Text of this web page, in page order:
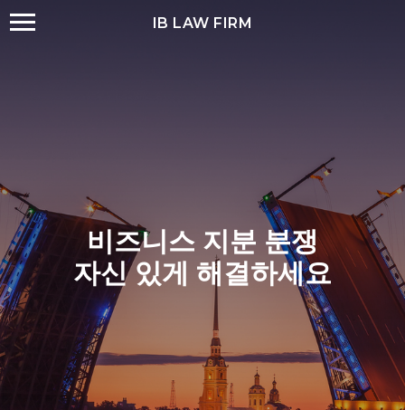
IB LAW FIRM
비즈니스 지분 분쟁
자신 있게 해결하세요